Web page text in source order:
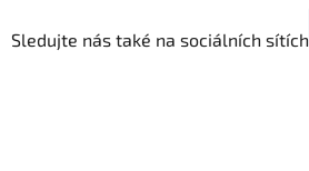
Sledujte nás také na sociálních sítích